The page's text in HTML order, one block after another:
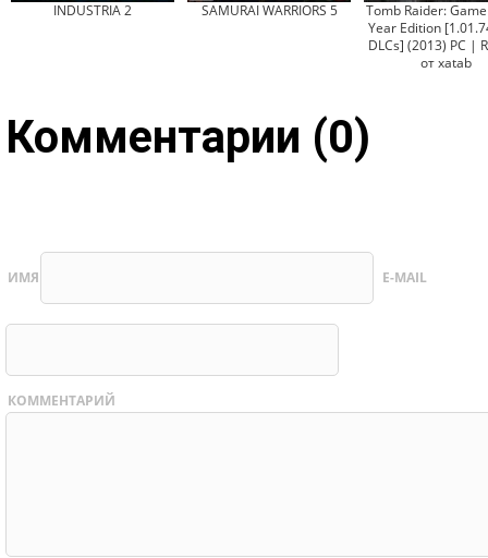
INDUSTRIA 2 SAMURAI WARRIORS 5
Tomb Raider:
Year Edition
DLCs] (2013) PC |
от xatab
Комментарии (0)
ИМЯ E-MAIL
КОММЕНТАРИЙ